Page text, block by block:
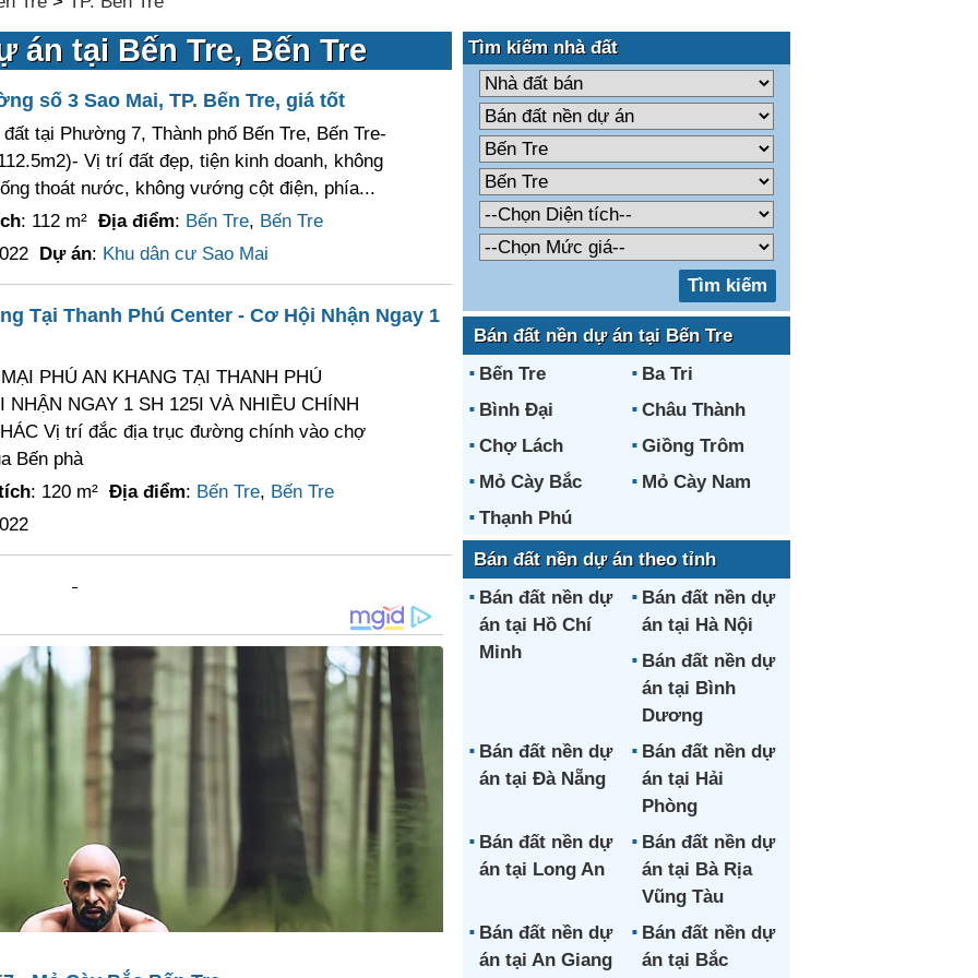
án tại Bến Tre, Bến Tre
số 3 Sao Mai, TP. Bến Tre, giá tốt
tại Phường 7, Thành phố Bến Tre, Bến Tre-
Vị trí đất đẹp, tiện kinh doanh, không
thoát nước, không vướng cột điện, phía...
: 112 m² Địa điểm: Bến Tre, Bến Tre
Dự án: Khu dân cư Sao Mai
Tại Thanh Phú Center - Cơ Hội Nhận Ngay 1
PHÚ AN KHANG TẠI THANH PHÚ
NHẬN NGAY 1 SH 125I VÀ NHIỀU CHÍNH
Vị trí đắc địa trục đường chính vào chợ
Bến phà
: 120 m² Địa điểm: Bến Tre, Bến Tre
Tìm kiếm nhà đất
Bán đất nền dự án tại Bến Tre
Bến Tre
Ba Tri
Bình Đại
Châu Thành
Chợ Lách
Giồng Trôm
Mỏ Cày Bắc
Mỏ Cày Nam
Thạnh Phú
Bán đất nền dự án theo tỉnh
Bán đất nền dự
án tại Hồ Chí
Minh
Bán đất nền dự
án tại Hà Nội
Bán đất nền dự
án tại Bình
Dương
Bán đất nền dự
án tại Đà Nẵng
Bán đất nền dự
án tại Hải
Phòng
Bán đất nền dự
án tại Long An
Bán đất nền dự
án tại Bà Rịa
Vũng Tàu
Bán đất nền dự
án tại An Giang
Bán đất nền dự
án tại Bắc